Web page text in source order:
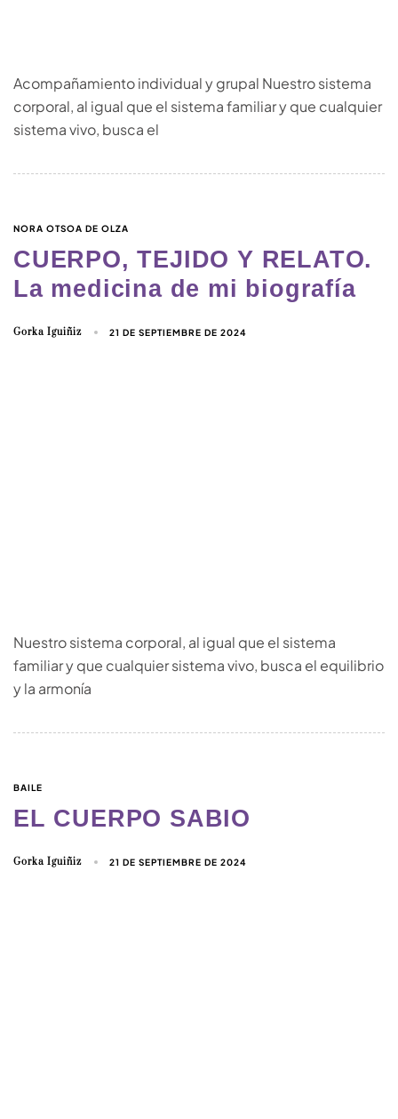
Acompañamiento individual y grupal Nuestro sistema
corporal, al igual que el sistema familiar y que cualquier
sistema vivo, busca el
NORA OTSOA DE OLZA
CUERPO, TEJIDO Y RELATO.
La medicina de mi biografía
Gorka Iguiñiz 21 DE SEPTIEMBRE DE 2024
Nuestro sistema corporal, al igual que el sistema
familiar y que cualquier sistema vivo, busca el equilibrio
y la armonía
BAILE
EL CUERPO SABIO
Gorka Iguiñiz 21 DE SEPTIEMBRE DE 2024